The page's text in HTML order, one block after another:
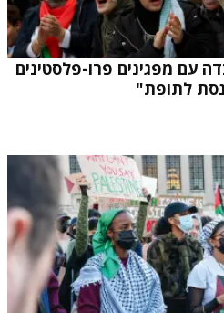
עם מפגינים פרו-פלסטינים
לתופת"